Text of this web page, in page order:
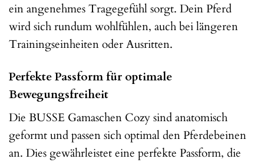
ein angenehmes Tragegefühl sorgt. Dein Pferd
wird sich rundum wohlfühlen, auch bei längeren
Trainingseinheiten oder Ausritten.
Perfekte Passform für optimale
Bewegungsfreiheit
Die BUSSE Gamaschen Cozy sind anatomisch
geformt und passen sich optimal den Pferdebeinen
an. Dies gewährleistet eine perfekte Passform, die